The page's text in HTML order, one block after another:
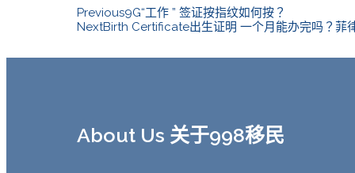
Previous9G“工作 ” 签证按指纹如何按？
NextBirth Certificate出生证明 一个月能办完吗？菲
About Us 关于998移民